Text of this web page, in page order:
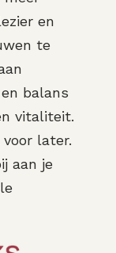
en
te
balans
vitaliteit.
later.
aan je